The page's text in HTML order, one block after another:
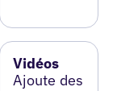
Vidéos
Ajoute des